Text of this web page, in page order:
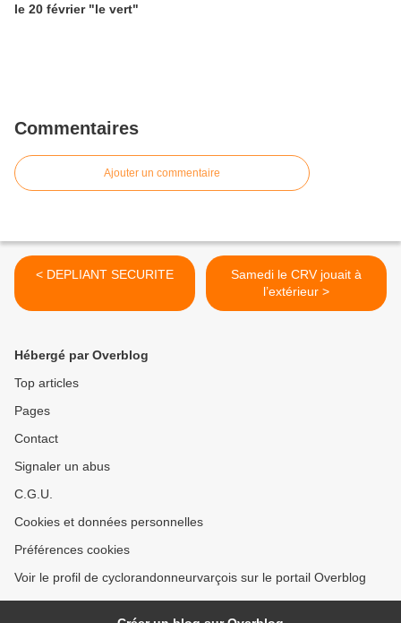
le 20 février "le vert"
Commentaires
Ajouter un commentaire
< DEPLIANT SECURITE
Samedi le CRV jouait à
l’extérieur >
Hébergé par Overblog
Top articles
Pages
Contact
Signaler un abus
C.G.U.
Cookies et données personnelles
Préférences cookies
Voir le profil de cyclorandonneurvarçois sur le portail Overblog